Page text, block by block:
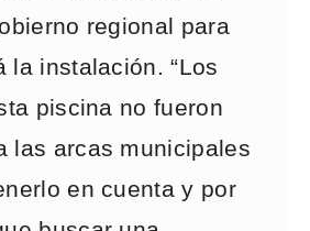
regional para
la instalación. “Los
piscina no fueron
las arcas municipales
en cuenta y por